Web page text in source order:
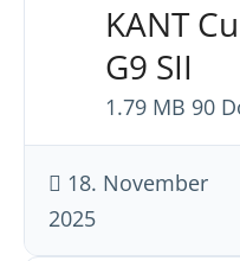
KANT
G9 SII
1.79 MB 90
18. November
2025